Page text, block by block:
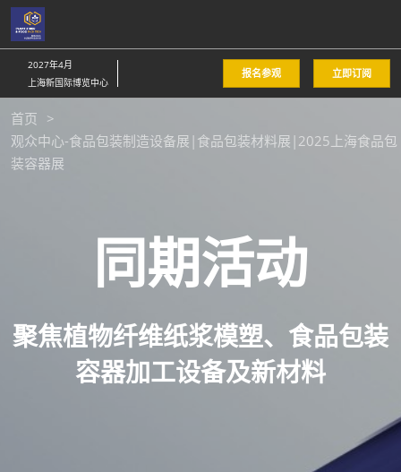
直
接
跳
至
内
容
2027年4月
上海新国际博览中心
报名参观 立即订阅
首页
观众中心-食品包装制造设备展|食品包装材料展|2025上海食品包
装容器展
同期活动
聚焦植物纤维纸浆模塑、食品包装
容器加工设备及新材料